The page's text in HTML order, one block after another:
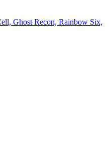
Ghost Recon, Rainbow Six,